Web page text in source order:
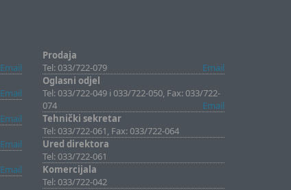
Email
Email
Email
Email
Email
Prodaja
Tel: 033/722-079
Email
Oglasni odjel
Tel: 033/722-049 i 033/722-050, Fax: 033/722-
074
Email
Tehnički sekretar
Tel: 033/722-061, Fax: 033/722-064
Ured direktora
Tel: 033/722-061
Komercijala
Tel: 033/722-042